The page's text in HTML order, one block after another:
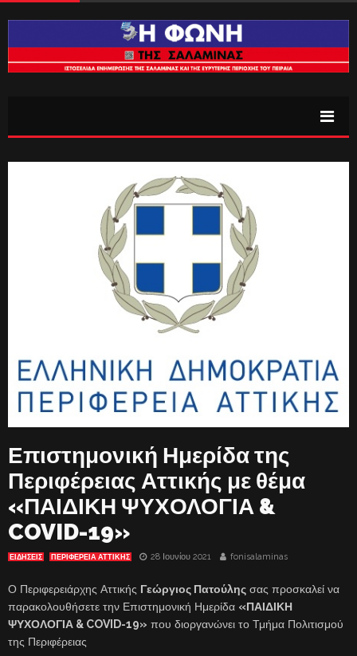
Επιστημονική Ημερίδα της
Περιφέρειας Αττικής με θέμα
«ΠΑΙΔΙΚΗ ΨΥΧΟΛΟΓΙΑ &
COVID-19»
ΕΙΔΗΣΕΙΣ ΠΕΡΙΦΕΡΕΙΑ ΑΤΤΙΚΗΣ 28 Ιουνίου 2021 fonisalaminas
Ο Περιφερειάρχης Αττικής Γεώργιος Πατούλης σας προσκαλεί να
παρακολουθήσετε την Επιστημονική Ημερίδα «ΠΑΙΔΙΚΗ
ΨΥΧΟΛΟΓΙΑ & COVID-19» που διοργανώνει το Τμήμα Πολιτισμού
της Περιφέρειας